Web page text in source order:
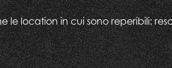
location in cui sono reperibili: